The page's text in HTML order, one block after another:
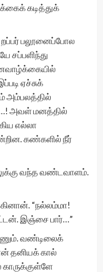
கடித்துக்
றப்பர் பலூனைப்போல
சப்பளிந்து
ஏச்சுக்
அம்பலத்தில்
அவள் மனத்தில்
எல்லா
கண்களில் நீர்
வந்த வண்டவாளம்.
“நல்லம்மா!
இஞ்சை பார்…”
வண்டிலைக்
தனியக் கால்